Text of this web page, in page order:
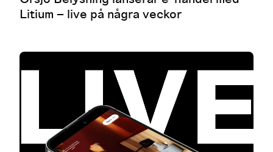
Litium – live på några veckor